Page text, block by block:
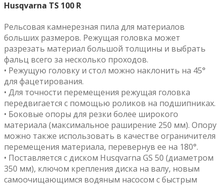
Husqvarna TS 100 R
Рельсовая камнерезная пила для материалов
больших размеров. Режущая головка может
разрезать материал большой толщины и выбрать
фальц всего за несколько проходов.
• Режущую головку и стол можно наклонить на 45°
для фацетирования.
• Для точности перемещения режущая головка
передвигается с помощью роликов на подшипниках.
• Боковые опоры для резки более широкого
материала (максимальное раширение 250 мм). Опору
можно также использовать в качестве ограничителя
перемещения материала, перевернув ее на 180°.
• Поставляется с диском Husqvarna GS 50 (диаметром
350 мм), ключом крепления диска на валу, новым
самоочищающимся водяным насосом с быстрым